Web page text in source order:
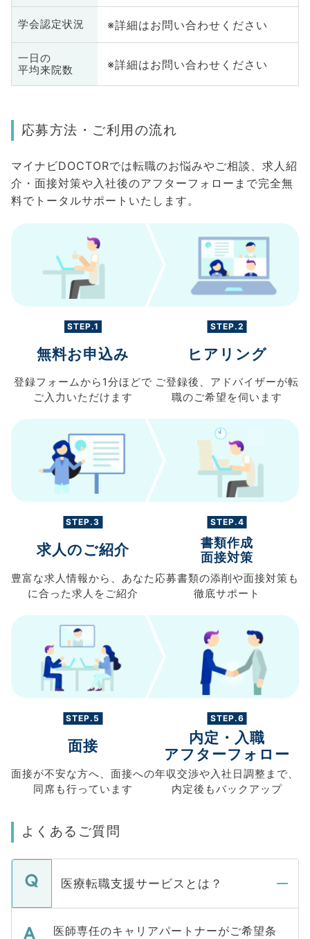
学会認定状況 ※詳細はお問い合わせください
一日の
平均来院数
※詳細はお問い合わせください
応募方法・ご利用の流れ
マイナビDOCTORでは転職のお悩みやご相談、求人紹
介・面接対策や入社後のアフターフォローまで完全無
料でトータルサポートいたします。
STEP.1
無料お申込み
登録フォームから 1分ほどで
ご入力 いただけます
STEP.2
ヒアリング
ご登録後、 アドバイザーが転
職のご希望を伺います
STEP.3
求人のご紹介
豊富な求人情報から、 あなた
に合った求人を ご紹介
STEP.4
書類作成
面接対策
応募書類の添削や面接対策も
徹底サポート
STEP.5
面接
面接が不安な方へ、 面接への
同席も行っています
STEP.6
内定・入職
アフターフォロー
年収交渉や入社日調整まで、
内定後もバックアップ
よくあるご質問
医療転職支援サービスとは？
医師専任のキャリアパートナーがご希望条